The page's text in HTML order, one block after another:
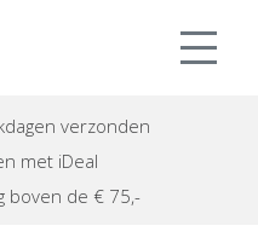
verzonden
met iDeal
de € 75,-